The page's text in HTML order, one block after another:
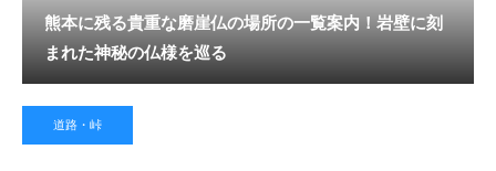
熊本に残る貴重な磨崖仏の場所の一覧案内！岩壁に刻
まれた神秘の仏様を巡る
道路・峠